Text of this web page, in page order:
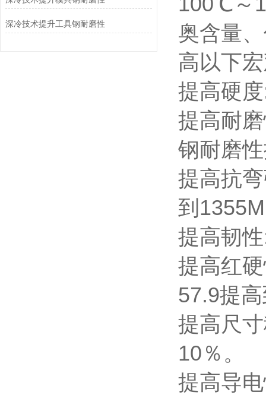
深冷技术提升工具钢耐磨性
奥含量
高以下
提高硬
提高耐
钢耐磨
提高抗
到
提高韧
提高红
57.9提
提高尺
10％。
提高导